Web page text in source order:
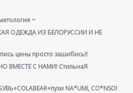
~
ОДЕЖДА ИЗ БЕЛОРУССИИ И НЕ
цены просто зашибись!!
ВМЕСТЕ С НАМИ! СтильнаЯ
NA*UMI, CO*NSO!